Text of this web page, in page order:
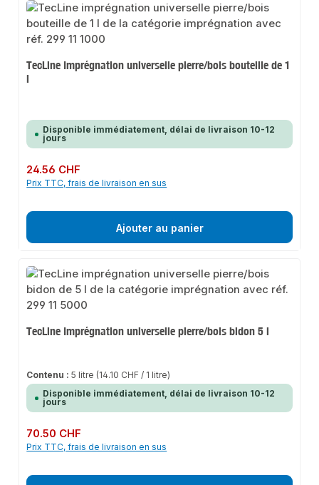
TecLine Imprégnation universelle pierre/bois bouteille de 1
l
Disponible immédiatement, délai de livraison 10-12
jours
Prix régulier :
24.56 CHF
Prix TTC, frais de livraison en sus
Ajouter au panier
TecLine Imprégnation universelle pierre/bois bidon 5 l
Contenu :5 litre (14.10 CHF / 1 litre)
Disponible immédiatement, délai de livraison 10-12
jours
Prix régulier :
70.50 CHF
Prix TTC, frais de livraison en sus